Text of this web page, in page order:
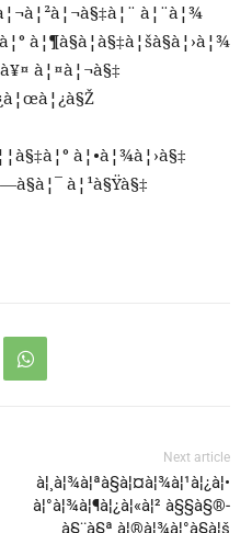
à¦¨à¦¾
à¦¶à§à¦­à§‡à¦šà§à¦›à¦¾
à¦¤à¦¬à§‡
à¦•à¦¾à¦›à§‡
à¦¹à§Ÿà§‡
Next article
à¦¸à¦¾à¦ªà§à¦¤à¦¾à¦¹à¦¿à¦•
à¦°à¦¾à¦¶à¦¿à¦«à¦² à§§à§®-
à§¨à§ª à¦®à¦¾à¦°à§à¦š